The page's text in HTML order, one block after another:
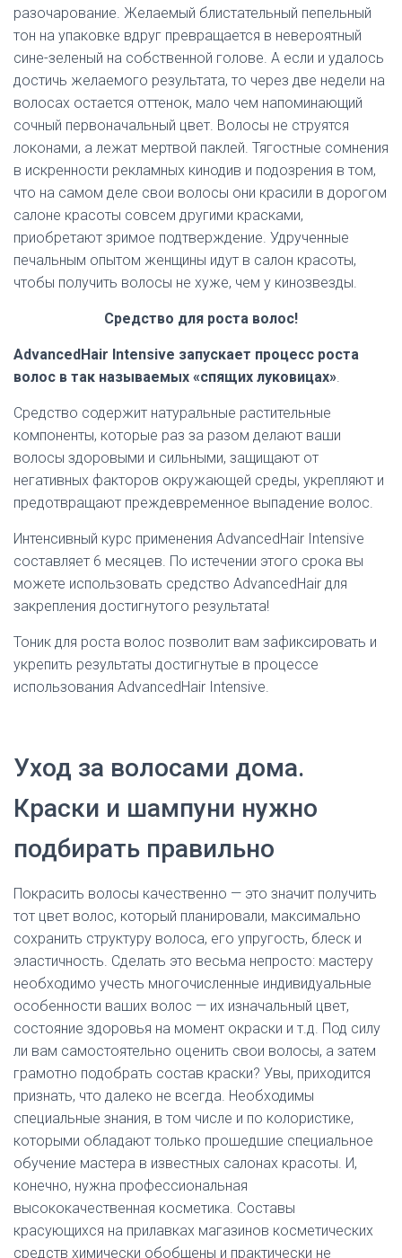
разочарование. Желаемый блистательный пепельный
тон на упаковке вдруг превращается в невероятный
сине-зеленый на собственной голове. А если и удалось
достичь желаемого результата, то через две недели на
волосах остается оттенок, мало чем напоминающий
сочный первоначальный цвет. Волосы не струятся
локонами, а лежат мертвой паклей. Тягостные сомнения
в искренности рекламных кинодив и подозрения в том,
что на самом деле свои волосы они красили в дорогом
салоне красоты совсем другими красками,
приобретают зримое подтверждение. Удрученные
печальным опытом женщины идут в салон красоты,
чтобы получить волосы не хуже, чем у кинозвезды.
Средство для роста волос!
AdvancedHair Intensive запускает процесс роста
волос в так называемых «спящих луковицах».
Средство содержит натуральные растительные
компоненты, которые раз за разом делают ваши
волосы здоровыми и сильными, защищают от
негативных факторов окружающей среды, укрепляют и
предотвращают преждевременное выпадение волос.
Интенсивный курс применения AdvancedHair Intensive
составляет 6 месяцев. По истечении этого срока вы
можете использовать средство AdvancedHair для
закрепления достигнутого результата!
Тоник для роста волос позволит вам зафиксировать и
укрепить результаты достигнутые в процессе
использования AdvancedHair Intensive.
Уход за волосами дома.
Краски и шампуни нужно
подбирать правильно
Покрасить волосы качественно — это значит получить
тот цвет волос, который планировали, максимально
сохранить структуру волоса, его упругость, блеск и
эластичность. Сделать это весьма непросто: мастеру
необходимо учесть многочисленные индивидуальные
особенности ваших волос — их изначальный цвет,
состояние здоровья на момент окраски и т.д. Под силу
ли вам самостоятельно оценить свои волосы, а затем
грамотно подобрать состав краски? Увы, приходится
признать, что далеко не всегда. Необходимы
специальные знания, в том числе и по колористике,
которыми обладают только прошедшие специальное
обучение мастера в известных салонах красоты. И,
конечно, нужна профессиональная
высококачественная косметика. Составы
красующихся на прилавках магазинов косметических
средств химически обобщены и практически не